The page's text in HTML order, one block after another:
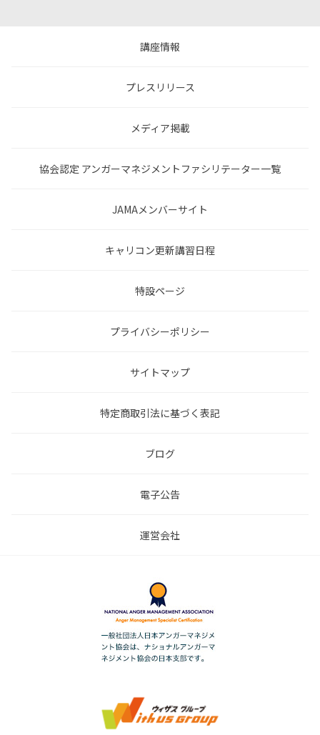
講座情報
プレスリリース
メディア掲載
協会認定 アンガーマネジメントファシリテーター一覧
JAMAメンバーサイト
キャリコン更新講習日程
特設ページ
プライバシーポリシー
サイトマップ
特定商取引法に基づく表記
ブログ
電子公告
運営会社